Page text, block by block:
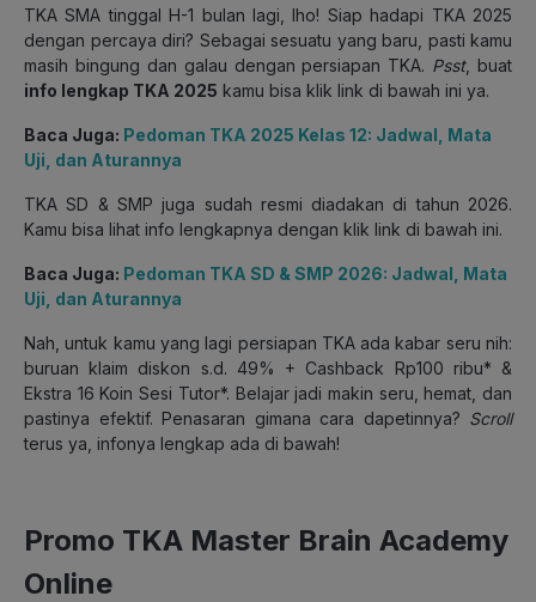
TKA SMA tinggal H-1 bulan lagi, lho! Siap hadapi TKA 2025
dengan percaya diri? Sebagai sesuatu yang baru, pasti kamu
masih bingung dan galau dengan persiapan TKA. Psst, buat
info lengkap TKA 2025 kamu bisa klik link di bawah ini ya.
Baca Juga: Pedoman TKA 2025 Kelas 12: Jadwal, Mata
Uji, dan Aturannya
TKA SD & SMP juga sudah resmi diadakan di tahun 2026.
Kamu bisa lihat info lengkapnya dengan klik link di bawah ini.
Baca Juga: Pedoman TKA SD & SMP 2026: Jadwal, Mata
Uji, dan Aturannya
Nah, untuk kamu yang lagi persiapan TKA ada kabar seru nih:
buruan klaim diskon s.d. 49% + Cashback Rp100 ribu* &
Ekstra 16 Koin Sesi Tutor*. Belajar jadi makin seru, hemat, dan
pastinya efektif. Penasaran gimana cara dapetinnya? Scroll
terus ya, infonya lengkap ada di bawah!
Promo TKA Master Brain Academy
Online